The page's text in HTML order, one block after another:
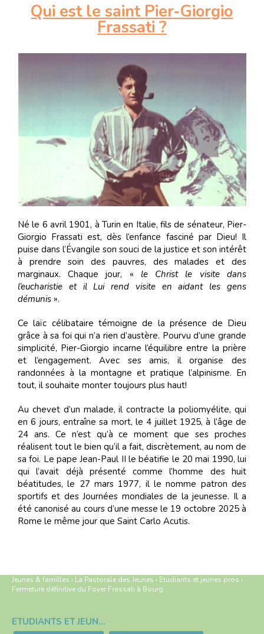
Qui est le saint Pier-Giorgio
Frassati ?
Né le 6 avril 1901, à Turin en Italie, fils de sénateur, Pier-
Giorgio Frassati est, dès l’enfance fasciné par Dieu! Il
puise dans l’Évangile son souci de la justice et son intérêt
à prendre soin des pauvres, des malades et des
marginaux. Chaque jour, « le Christ le visite dans
l’eucharistie et il Lui rend visite en aidant les gens
démunis ».
Ce laïc célibataire témoigne de la présence de Dieu
grâce à sa foi qui n’a rien d’austère. Pourvu d’une grande
simplicité, Pier-Giorgio incarne l’équilibre entre la prière
et l’engagement. Avec ses amis, il organise des
randonnées à la montagne et pratique l’alpinisme. En
tout, il souhaite monter toujours plus haut!
Au chevet d’un malade, il contracte la poliomyélite, qui
en 6 jours, entraîne sa mort, le 4 juillet 1925, à l’âge de
24 ans. Ce n’est qu’à ce moment que ses proches
réalisent tout le bien qu’il a fait, discrètement, au nom de
sa foi. Le pape Jean-Paul II le béatifie le 20 mai 1990, lui
qui l’avait déjà présenté comme l’homme des huit
béatitudes, le 27 mars 1977, il le nomme patron des
sportifs et des Journées mondiales de la jeunesse. Il a
été canonisé au cours d’une messe le 19 octobre 2025 à
Rome le même jour que Saint Carlo Acutis.
Jeunes & familles › La Pastorale des Jeunes › Etudiants et jeunes pros ›
Fermeture définitive du Foyer Frassati à Bourg
Navigation
ETUDIANTS ET JEUNES PROS